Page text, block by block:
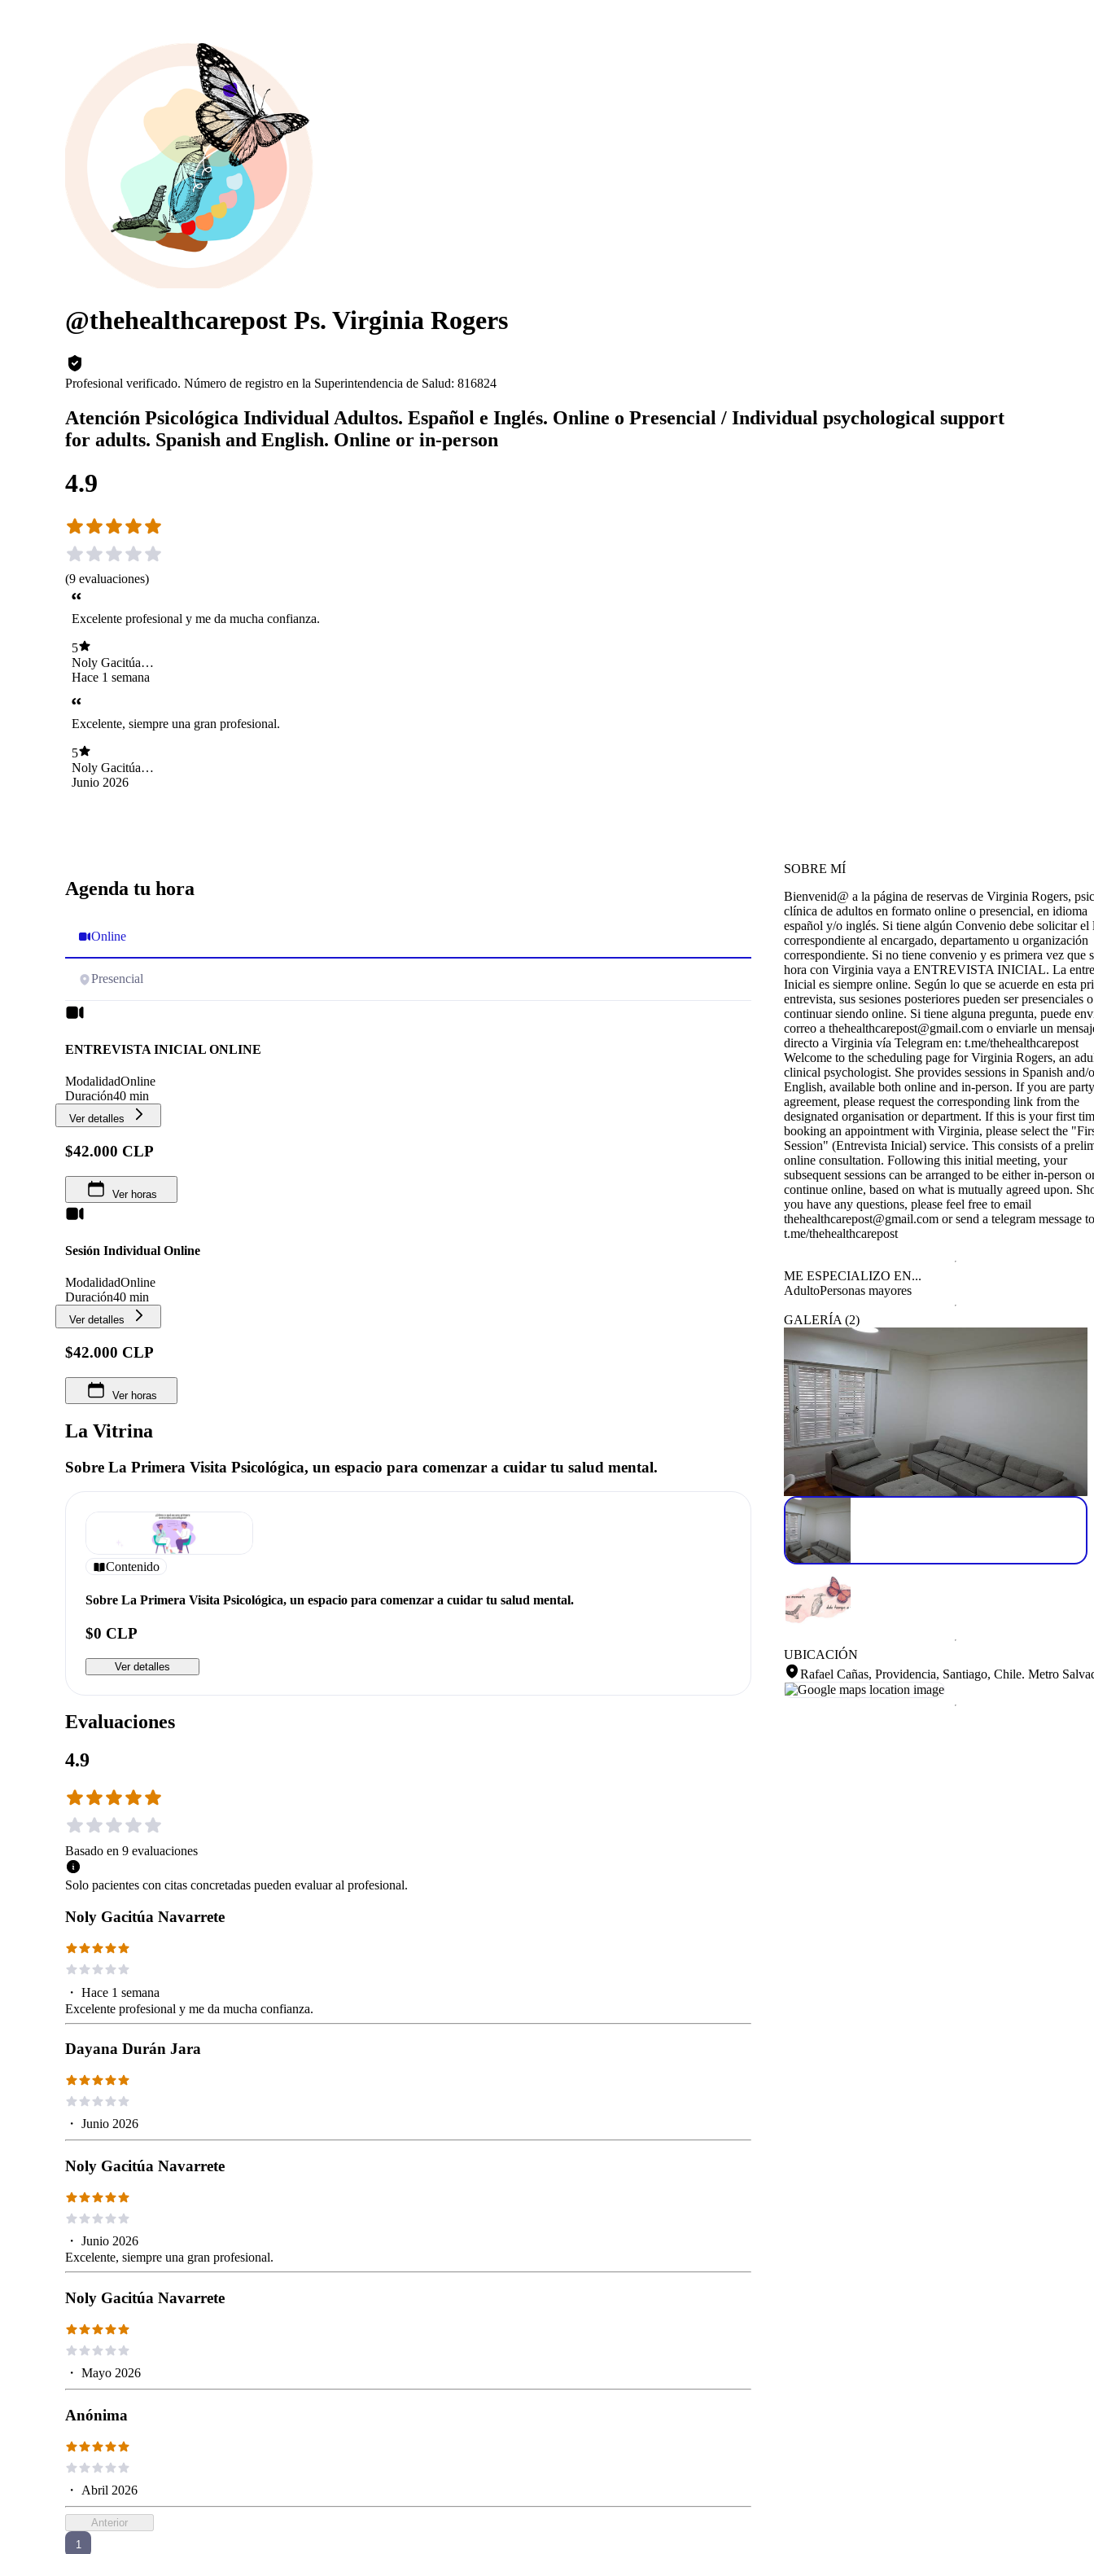
@thehealthcarepost Ps. Virginia Rogers
Profesional verificado. Número de registro en la Superintendencia de Salud: 816824
Atención Psicológica Individual Adultos. Español e Inglés. Online o Presencial / Individual psychological support
for adults. Spanish and English. Online or in-person
4.9
(9 evaluaciones)
Excelente profesional y me da mucha confianza.
5
Noly Gacitúa
Navarrete
Hace 1 semana
Excelente, siempre una gran profesional.
5
Noly Gacitúa
Navarrete
Junio 2026
Agenda tu hora
Online
Presencial
ENTREVISTA INICIAL ONLINE
ModalidadOnline
Duración40 min
Ver detalles
$42.000 CLP
Ver horas
Sesión Individual Online
ModalidadOnline
Duración40 min
Ver detalles
$42.000 CLP
Ver horas
La Vitrina
Sobre La Primera Visita Psicológica, un espacio para comenzar a cuidar tu salud mental.
Contenido
Sobre La Primera Visita Psicológica, un espacio para comenzar a cuidar tu salud mental.
$0 CLP
Ver detalles
Evaluaciones
4.9
Basado en 9 evaluaciones
Solo pacientes con citas concretadas pueden evaluar al profesional.
Noly Gacitúa Navarrete
・ Hace 1 semana
Excelente profesional y me da mucha confianza.
Dayana Durán Jara
・ Junio 2026
Noly Gacitúa Navarrete
・ Junio 2026
Excelente, siempre una gran profesional.
Noly Gacitúa Navarrete
・ Mayo 2026
Anónima
・ Abril 2026
Anterior
1
SOBRE MÍ
Bienvenid@ a la página de reservas de Virginia Rogers,
clínica de adultos en formato online o presencial, en idioma
español y/o inglés. Si tiene algún Convenio debe solicitar el
correspondiente al encargado, departamento u organización
correspondiente. Si no tiene convenio y es primera vez que
hora con Virginia vaya a ENTREVISTA INICIAL. La
Inicial es siempre online. Según lo que se acuerde en esta
entrevista, sus sesiones posteriores pueden ser presenciales o
continuar siendo online. Si tiene alguna pregunta, puede
correo a thehealthcarepost@gmail.com o enviarle un
directo a Virginia vía Telegram en: t.me/thehealthcarepost
Welcome to the scheduling page for Virginia Rogers, an
clinical psychologist. She provides sessions in Spanish and/
English, available both online and in-person. If you are
agreement, please request the corresponding link from the
designated organisation or department. If this is your first
booking an appointment with Virginia, please select the
Session" (Entrevista Inicial) service. This consists of a
online consultation. Following this initial meeting, your
subsequent sessions can be arranged to be either in-person
continue online, based on what is mutually agreed upon.
you have any questions, please feel free to email
thehealthcarepost@gmail.com or send a telegram message to
t.me/thehealthcarepost
ME ESPECIALIZO EN...
AdultoPersonas mayores
GALERÍA (2)
UBICACIÓN
Rafael Cañas, Providencia, Santiago, Chile. Metro